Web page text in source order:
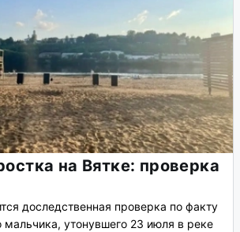
на Вятке: проверка
доследственная проверка по факту
мальчика, утонувшего 23 июля в реке